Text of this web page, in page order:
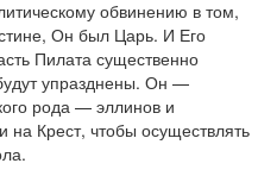
обвинению в том,
Он был Царь. И Его
Пилата существенно
упразднены. Он —
рода — эллинов и
Крест, чтобы осуществлять